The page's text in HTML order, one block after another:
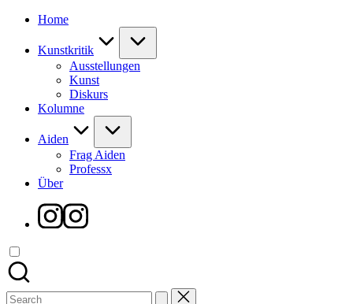
Home
Kunstkritik
Ausstellungen
Kunst
Diskurs
Kolumne
Aiden
Frag Aiden
Professx
Über
Instagram
Search